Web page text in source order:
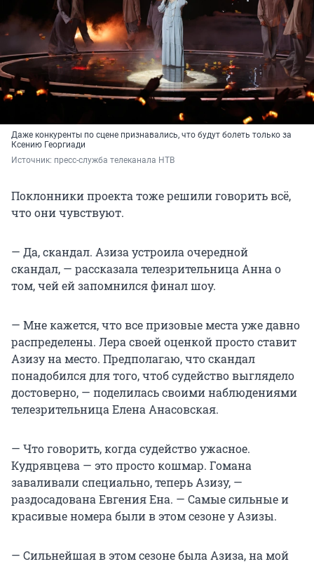
Даже конкуренты по сцене признавались, что будут болеть только за
Ксению Георгиади
Источник: пресс-служба телеканала НТВ
Поклонники проекта тоже решили говорить всё,
что они чувствуют.
— Да, скандал. Азиза устроила очередной
скандал, — рассказала телезрительница Анна о
том, чей ей запомнился финал шоу.
— Мне кажется, что все призовые места уже давно
распределены. Лера своей оценкой просто ставит
Азизу на место. Предполагаю, что скандал
понадобился для того, чтоб судейство выглядело
достоверно, — поделилась своими наблюдениями
телезрительница Елена Анасовская.
— Что говорить, когда судейство ужасное.
Кудрявцева — это просто кошмар. Гомана
заваливали специально, теперь Азизу, —
раздосадована Евгения Ена. — Самые сильные и
красивые номера были в этом сезоне у Азизы.
— Сильнейшая в этом сезоне была Азиза, на мой